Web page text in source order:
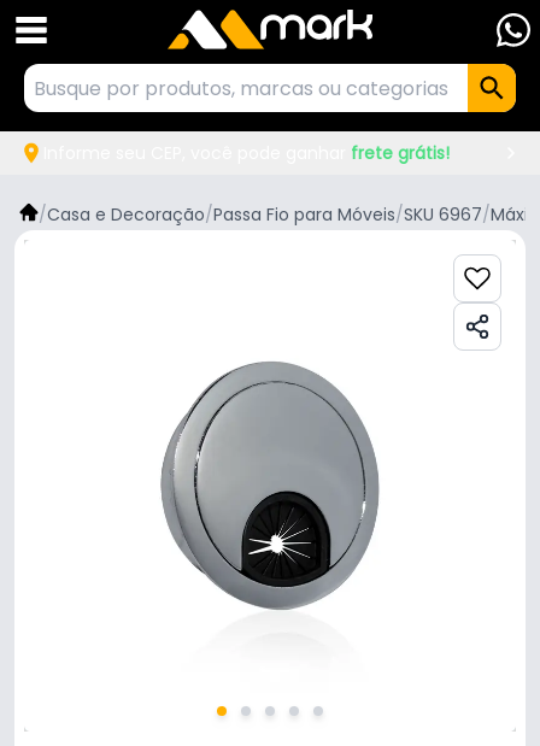
frete grátis!
/Casa e Decoração/Passa Fio para Móveis/SKU 6967/